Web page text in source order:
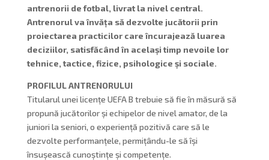
antrenorii de fotbal, livrat la nivel central.
Antrenorul va învăța să dezvolte jucătorii prin
proiectarea practicilor care încurajează luarea
deciziilor, satisfăcând în același timp nevoile lor
tehnice, tactice, fizice, psihologice și sociale.
PROFILUL ANTRENORULUI
Titularul unei licențe UEFA B trebuie să fie în măsură să
propună jucătorilor și echipelor de nivel amator, de la
juniori la seniori, o experiență pozitivă care să le
dezvolte performanțele, permițându-le să își
însușească cunoștințe și competențe.